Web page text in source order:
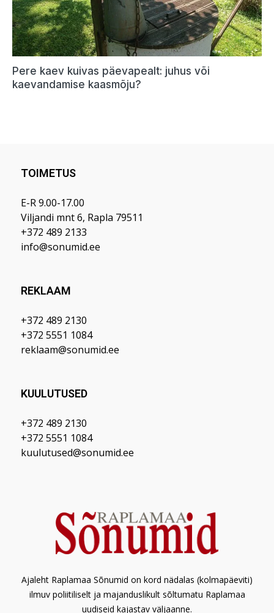
TOIMETUS
E-R 9.00-17.00
Viljandi mnt 6, Rapla 79511
+372 489 2133
info@sonumid.ee
REKLAAM
+372 489 2130
+372 5551 1084
reklaam@sonumid.ee
KUULUTUSED
+372 489 2130
+372 5551 1084
kuulutused@sonumid.ee
Ajaleht Raplamaa Sõnumid on kord nädalas (kolmapäeviti)
ilmuv poliitiliselt ja majanduslikult sõltumatu Raplamaa
uudiseid kajastav väljaanne.